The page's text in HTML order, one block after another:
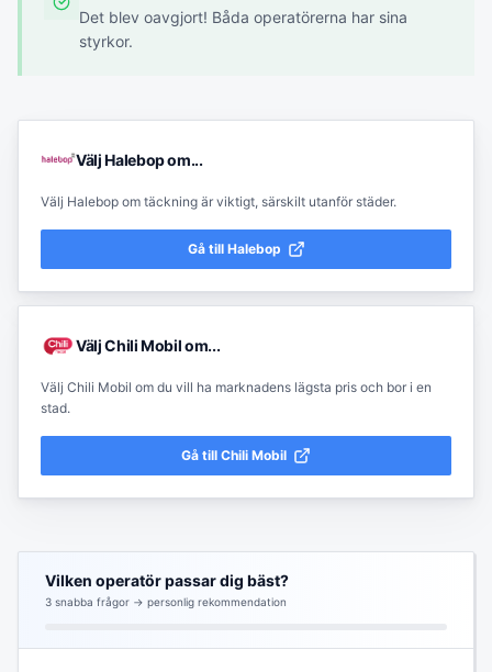
Det blev oavgjort! Båda operatörerna har sina
styrkor.
VäljHalebopom...
Välj Halebop om täckning är viktigt, särskilt utanför städer.
Gå till Halebop
VäljChili Mobilom...
Välj Chili Mobil om du vill ha marknadens lägsta pris och bor i en
stad.
Gå till Chili Mobil
Vilken operatör passar dig bäst?
3 snabba frågor → personlig rekommendation